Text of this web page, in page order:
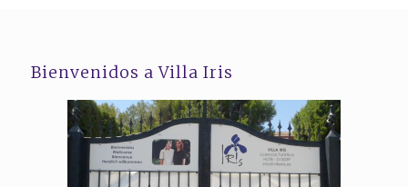
Bienvenidos a Villa Iris